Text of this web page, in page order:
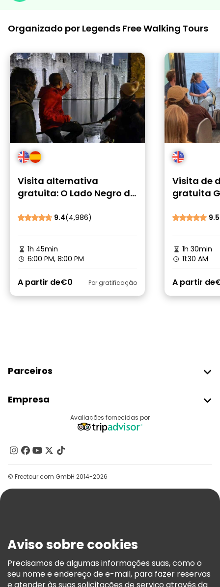
Organizado por Legends Free Walking Tours
Visita alternativa
gratuita: O Lado Negro de
9.4(4,986)
1h 45min
6:00 PM, 8:00 PM
A partir de€0 Por gratificação
Visita de
gratuita
waffles,9.5
1h 30min
11:30 AM
A partir de
Parceiros
Registo Do Fornecedor
Programa De Afiliados
Empresa
Contacte-Nos
Grupos
Ajuda
Termos E Informações Legais
Política De Cookies
Freetour Prémios
Avaliações fornecidas por
© Freetour.com GmbH 2014-2026
Aviso sobre cookies
Precisamos de algumas informações suas, como o
seu nome e endereço de e-mail, para fazer reservas